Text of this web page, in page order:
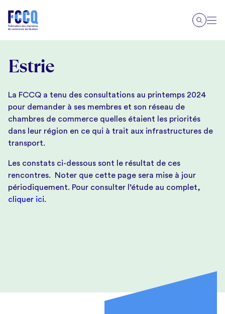
Estrie
La FCCQ a tenu des consultations au printemps 2024
pour demander à ses membres et son réseau de
chambres de commerce quelles étaient les priorités
dans leur région en ce qui à trait aux infrastructures de
transport.
Les constats ci-dessous sont le résultat de ces
rencontres. Noter que cette page sera mise à jour
périodiquement. Pour consulter l’étude au complet,
cliquer ici.